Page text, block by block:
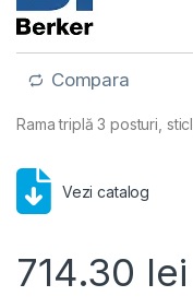
Compara
Rama triplă 3 posturi,
Vezi catalog
714.30 lei